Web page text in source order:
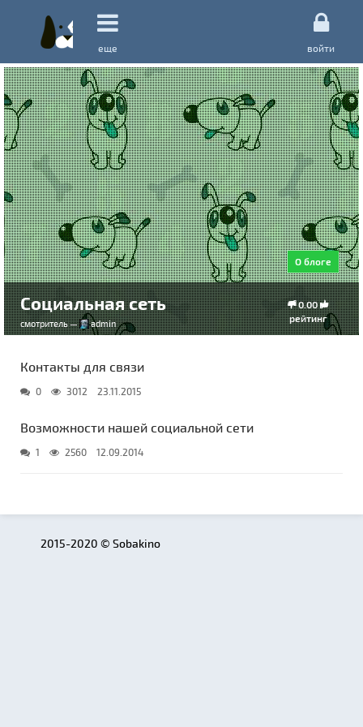
еще войти
Социальная сеть
смотритель — admin
О блоге
0.00
рейтинг
Контакты для связи
0 3012 23.11.2015
Возможности нашей социальной сети
1 2560 12.09.2014
2015-2020 © Sobakino